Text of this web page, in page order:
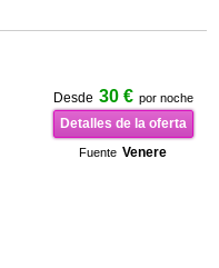
Desde 30 € por noche
Detalles de la oferta
Fuente Venere